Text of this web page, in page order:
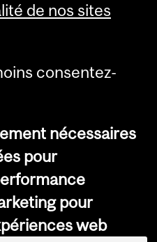
University
de nos sites
consentez-
nécessaires
pour
pour
web